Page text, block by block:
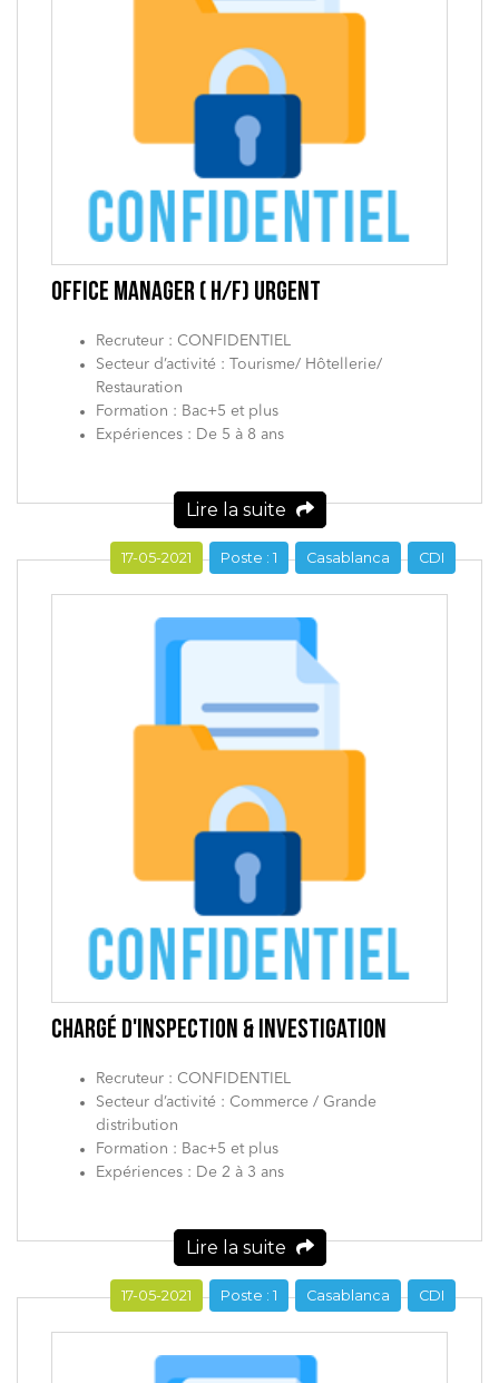
OFFICE MANAGER ( H/F) URGENT
Recruteur : CONFIDENTIEL
Secteur d’activité : Tourisme/ Hôtellerie/
Restauration
Formation : Bac+5 et plus
Expériences : De 5 à 8 ans
Lire la suite
CHARGÉ D'INSPECTION & INVESTIGATION
Recruteur : CONFIDENTIEL
Secteur d’activité : Commerce / Grande
distribution
Formation : Bac+5 et plus
Expériences : De 2 à 3 ans
Lire la suite
CDI
Casablanca
Poste : 1
17-05-2021
CDI
Casablanca
Poste : 1
17-05-2021